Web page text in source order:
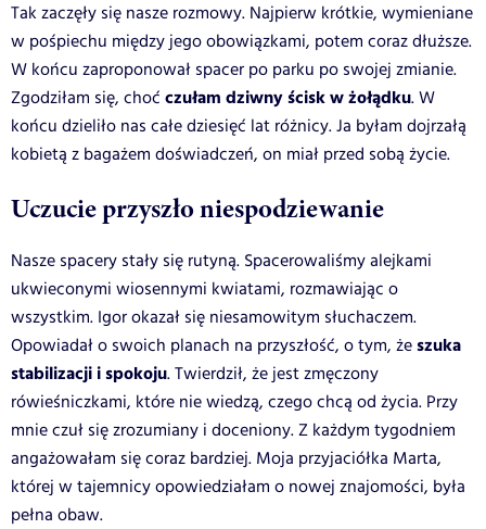
Tak zaczęły się nasze rozmowy. Najpierw krótkie, wymieniane
w pośpiechu między jego obowiązkami, potem coraz dłuższe.
W końcu zaproponował spacer po parku po swojej zmianie.
Zgodziłam się, choć czułam dziwny ścisk w żołądku. W
końcu dzieliło nas całe dziesięć lat różnicy. Ja byłam dojrzałą
kobietą z bagażem doświadczeń, on miał przed sobą życie.
Uczucie przyszło niespodziewanie
Nasze spacery stały się rutyną. Spacerowaliśmy alejkami
ukwieconymi wiosennymi kwiatami, rozmawiając o
wszystkim. Igor okazał się niesamowitym słuchaczem.
Opowiadał o swoich planach na przyszłość, o tym, żeszuka
stabilizacji i spokoju. Twierdził, że jest zmęczony
rówieśniczkami, które nie wiedzą, czego chcą od życia. Przy
mnie czuł się zrozumiany i doceniony. Z każdym tygodniem
angażowałam się coraz bardziej. Moja przyjaciółka Marta,
której w tajemnicy opowiedziałam o nowej znajomości, była
pełna obaw.